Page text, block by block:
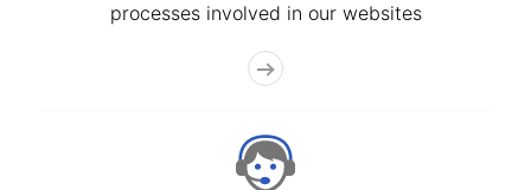
processes involved in our websites